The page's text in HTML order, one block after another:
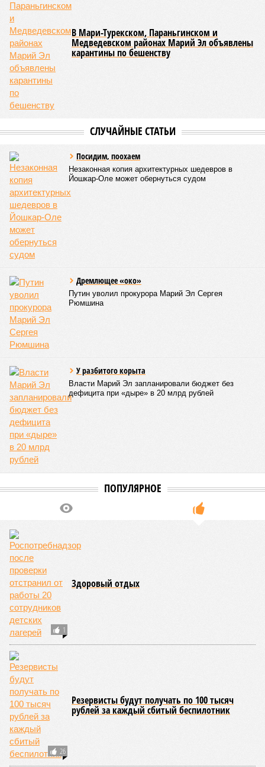
международную арену: оно входило в программу I и II
Всемирных игр национальных видов единоборств, которые
проводились в Чувашии, что говорит о расширении
географии интереса к этой борьбе за пределами региона.
двух больниц
КОММЕНТАРИИ 0
Версия //Власть //
работы 20 сотрудников детских лагерей
Роспотребнадзор после проверки отстранил от работы 20
сотрудников детских лагерей
Здоровый отдых
Роспотребнадзор после проверки отстранил от работы 20 сотрудников
Руководитель Управления Роспотребнадзора по Чувашской
Республике Татьяна Гермонова принимала участие в заседании
Межведомственной комиссии, занимающейся вопросами
организации детского отдыха и оздоровления в регионе. В
рамках встречи участники рассматривали текущее состояние
летней оздоровительной кампании 2026 года и промежуточные
итоги её проведения.
мероприятий в детских оздоровительных лагерях. В
нынешнем сезоне функционирует 299 таких учреждений,
ведомства осуществили 105 выездных проверок и
профилактических визитов, что позволило охватить
проверочными действиями значительную долю лагерей. По
итогам проведённых мероприятий различные нарушения
были зафиксированы в 33 учреждениях. В адрес
администраций этих объектов были вынесены
предписания, обязывающие устранить выявленные
недостатки.
Среди наиболее часто встречающихся нарушений
оказались следующие: ненадлежащее содержание
территории и несоблюдение санитарно-гигиенических норм
на ней; нарушения в процессе организации питания детей и
при обеспечении питьевого режима; а также
несвоевременное или неполное проведение медицинских
осмотров сотрудников лагерей.
Особый контроль был направлен на персонал,
работающий на пищеблоках. В ходе этих проверок у 20
человек были обнаружены возбудители инфекций –